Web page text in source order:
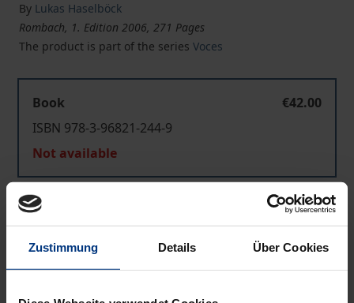
Zustimmung Details Über Cookies
By Lukas Haselböck
Rombach, 1. Edition 2006, 271 Pages
The product is part of the series Voces
Book
€42.00
ISBN 978-3-96821-244-9
Not available
Add to Wish List
Delivery cost notice